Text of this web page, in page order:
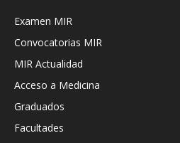
Examen MIR
Convocatorias MIR
MIR Actualidad
Acceso a Medicina
Graduados
Facultades